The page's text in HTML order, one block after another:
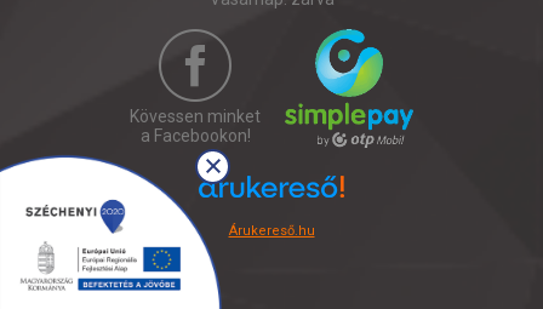
Kövessen minket
a Facebookon!
Árukereső.hu